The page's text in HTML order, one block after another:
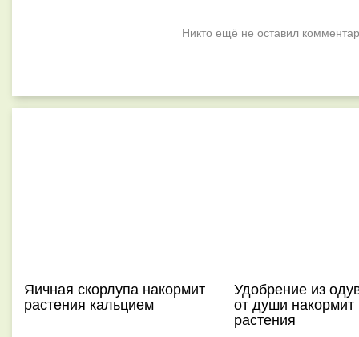
Никто ещё не оставил
Яичная скорлупа накормит
растения кальцием
Удобрение из
от души накормит
растения